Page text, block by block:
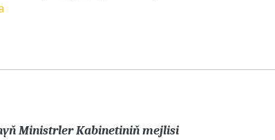
Ministrler Kabinetiniň mejlisi